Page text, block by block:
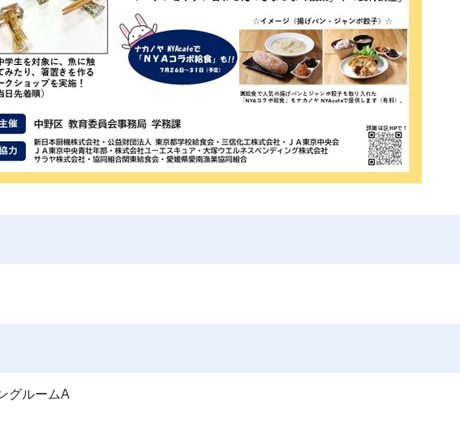
グルームA